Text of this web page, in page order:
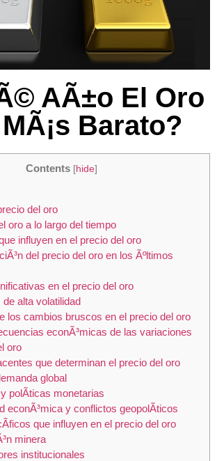
AÃ±o El Oro
Barato?
Contents [hide]
del oro
oro a lo largo del tiempo
influyen en el precio del oro
del precio del oro en los Ãºltimos
en el precio del oro
de alta volatilidad
los cambios bruscos en el precio del oro
econÃ³micas de las variaciones
oro
que determinan el precio del oro
global
y polÃ­ticas monetarias
econÃ³mica y conflictos geopolÃ­ticos
que influyen en el precio del oro
minera
institucionales